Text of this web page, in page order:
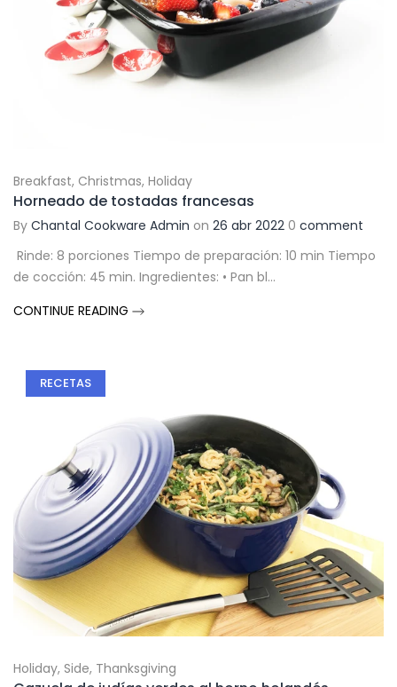
Breakfast, Christmas, Holiday
Horneado de tostadas francesas
By Chantal Cookware Admin on 26 abr 2022 0 comment
Rinde: 8 porciones Tiempo de preparación: 10 min Tiempo
de cocción: 45 min. Ingredientes: • Pan bl...
CONTINUE READING
RECETAS
Holiday, Side, Thanksgiving